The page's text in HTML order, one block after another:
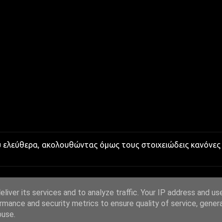
ακολουθώντας όμως τους στοιχειώδεις κανόνες
its services and to analyze traffic. Your IP address and
and security metrics to ensure quality of service,